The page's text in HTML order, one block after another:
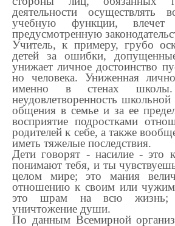
деятельности осуществлять
учебную функции, влечет
предусмотренную
Учитель, к примеру, грубо
детей за ошибки,
унижает личное достоинство
но человека. Униженная
именно в стенах
неудовлетворенность
общения в семье и за ее
восприятие подростками
родителей к себе, а также
иметь тяжелые последствия.
Дети говорят - насилие - это
понимают тебя, и ты
целом мире; это мания
отношению к своим или чужим
это шрам на всю жизнь;
уничтожение души.
По данным Всемирной